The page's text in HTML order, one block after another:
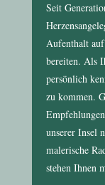
Seit
Aufenthalt
bereiten. Als
persönlich
zu kommen.
unserer Insel
malerische
stehen Ihnen